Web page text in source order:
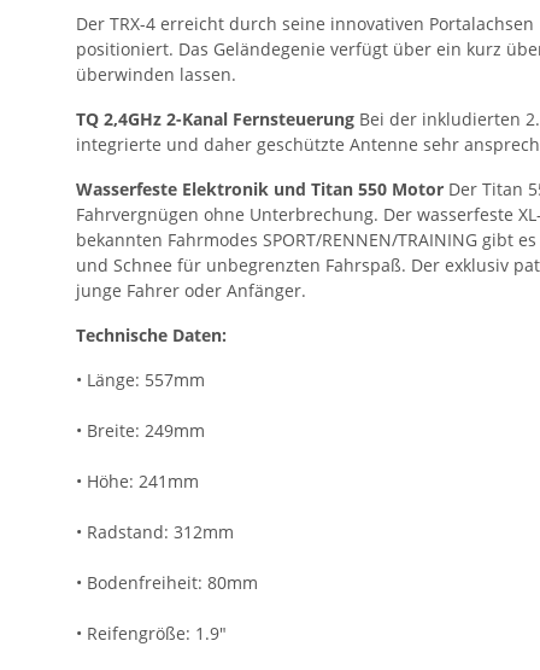
Der TRX-4 erreicht durch seine innovativen
positioniert. Das Geländegenie verfügt über ein kurz
überwinden lassen.
TQ 2,4GHz 2-Kanal Fernsteuerung Bei der inkludierten
integrierte und daher geschützte Antenne sehr
Wasserfeste Elektronik und Titan 550 Motor Der Titan
Fahrvergnügen ohne Unterbrechung. Der wasserfeste
bekannten Fahrmodes SPORT/RENNEN/TRAINING
und Schnee für unbegrenzten Fahrspaß. Der exklusiv
junge Fahrer oder Anfänger.
Technische Daten:
• Länge: 557mm
• Breite: 249mm
• Höhe: 241mm
• Radstand: 312mm
• Bodenfreiheit: 80mm
• Reifengröße: 1.9"